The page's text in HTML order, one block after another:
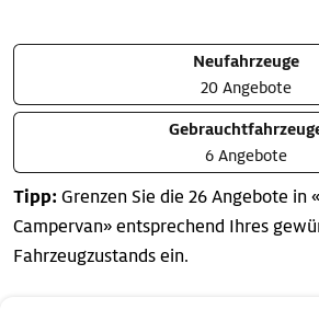
Neufahrzeuge
20 Angebote
6 Angebote
Tipp: Grenzen Sie die 26 Angebote in
Campervan» entsprechend Ihres
Fahrzeugzustands ein.